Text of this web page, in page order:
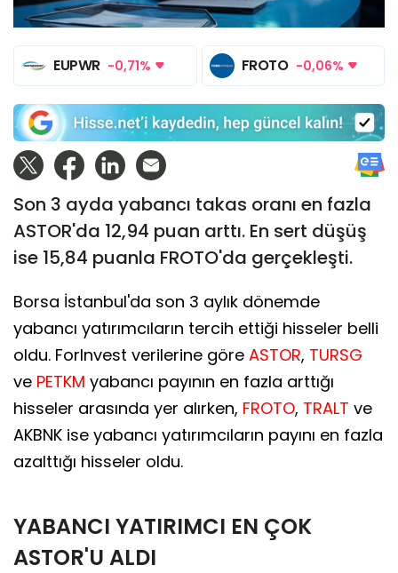
EUPWR -0,71% FROTO -0,06%
Son 3 ayda yabancı takas oranı en fazla
ASTOR'da 12,94 puan arttı. En sert düşüş
ise 15,84 puanla FROTO'da gerçekleşti.
Borsa İstanbul'da son 3 aylık dönemde
yabancı yatırımcıların tercih ettiği hisseler belli
oldu. ForInvest verilerine göre ASTOR, TURSG
ve PETKM yabancı payının en fazla arttığı
hisseler arasında yer alırken, FROTO, TRALT ve
AKBNK ise yabancı yatırımcıların payını en fazla
azalttığı hisseler oldu.
YABANCI YATIRIMCI EN ÇOK
ASTOR'U ALDI